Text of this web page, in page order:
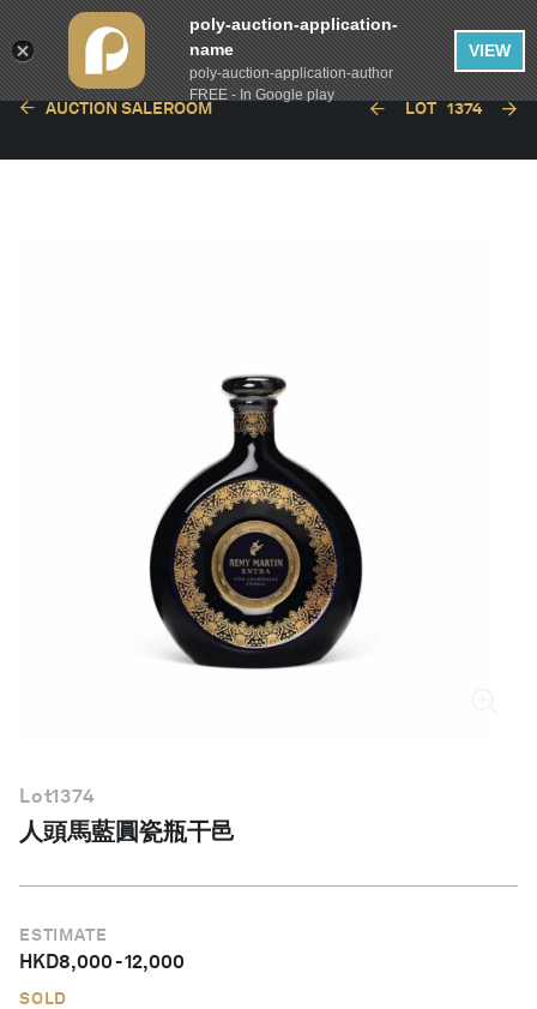
AUCTION SALEROOM LOT 1374
Lot1374
人頭馬藍圓瓷瓶干邑
ESTIMATE
HKD8,000-12,000
SOLD
poly-auction-application-
name
poly-auction-application-author
FREE - In Google play
VIEW